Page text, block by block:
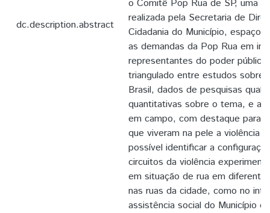
dc.description.abstract
o Comitê Pop Rua de SP, uma
realizada pela Secretaria de
Cidadania do Município, espaço
as demandas da Pop Rua em
representantes do poder
triangulado entre estudos sobre
Brasil, dados de pesquisas
quantitativas sobre o tema, e
em campo, com destaque para
que viveram na pele a violência
possível identificar a
circuitos da violência
em situação de rua em
nas ruas da cidade, como no
assistência social do Município